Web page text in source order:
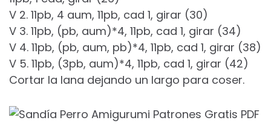
V 2. 11pb, 4 aum, 11pb, cad 1, girar (30)
V 3. 11pb, (pb, aum)*4, 11pb, cad 1, girar (34)
V 4. 11pb, (pb, aum, pb)*4, 11pb, cad 1, girar (38)
V 5. 11pb, (3pb, aum)*4, 11pb, cad 1, girar (42)
Cortar la lana dejando un largo para coser.